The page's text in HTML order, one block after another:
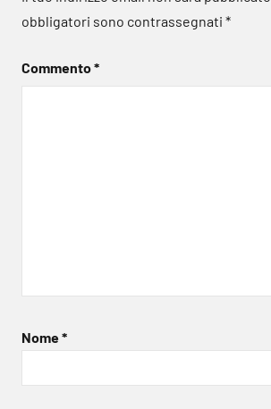
obbligatori sono contrassegnati *
Commento*
Nome*